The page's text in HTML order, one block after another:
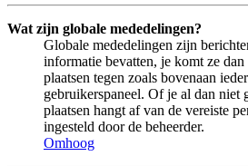
Wat zijn globale mededelingen?
Globale mededelingen zijn
informatie bevatten, je komt ze
plaatsen tegen zoals bovenaan
gebruikerspaneel. Of je al dan niet
plaatsen hangt af van de vereiste
ingesteld door de beheerder.
Omhoog